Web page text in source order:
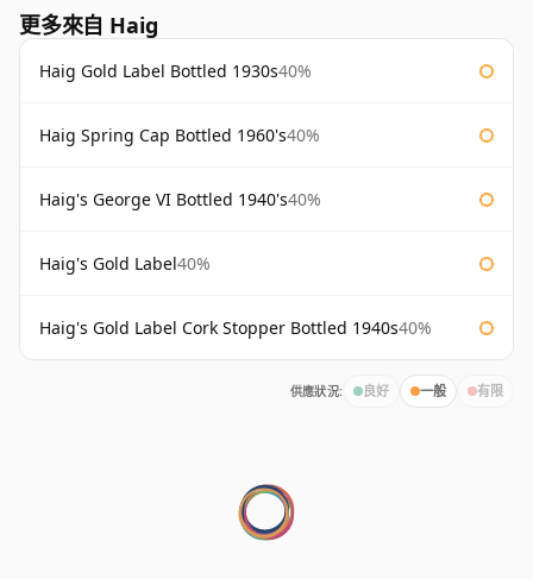
更多來自 Haig
Haig Gold Label Bottled 1930s40%
Haig Spring Cap Bottled 1960's40%
Haig's George VI Bottled 1940's40%
Haig's Gold Label40%
Haig's Gold Label Cork Stopper Bottled 1940s40%
供應狀況: 良好 一般 有限